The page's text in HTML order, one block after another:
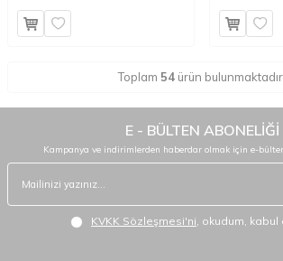
Toplam 54 ürün
E - BÜLTEN ABONELİĞİ
Kampanya ve indirimlerden haberdar olmak için e-
KVKK Sözleşmesi'ni, okudum, kabul